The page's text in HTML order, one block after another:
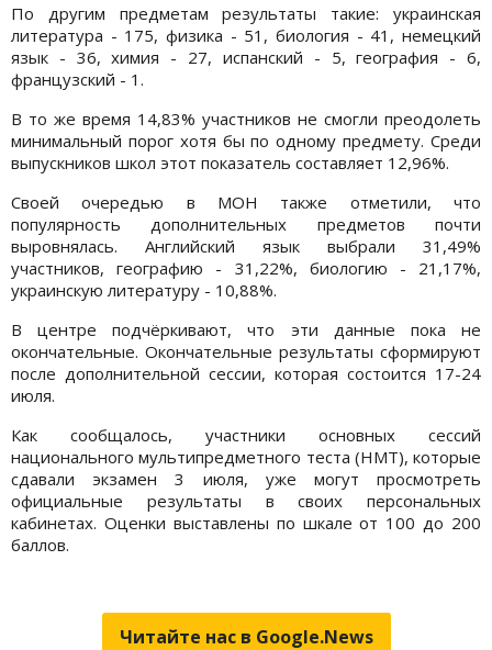
По другим предметам результаты такие: украинская
литература - 175, физика - 51, биология - 41, немецкий
язык - 36, химия - 27, испанский - 5, география - 6,
французский - 1.
В то же время 14,83% участников не смогли преодолеть
минимальный порог хотя бы по одному предмету. Среди
выпускников школ этот показатель составляет 12,96%.
Своей очередью в МОН также отметили, что
популярность дополнительных предметов почти
выровнялась. Английский язык выбрали 31,49%
участников, географию - 31,22%, биологию - 21,17%,
украинскую литературу - 10,88%.
В центре подчёркивают, что эти данные пока не
окончательные. Окончательные результаты сформируют
после дополнительной сессии, которая состоится 17-24
июля.
Как сообщалось, участники основных сессий
национального мультипредметного теста (НМТ), которые
сдавали экзамен 3 июля, уже могут просмотреть
официальные результаты в своих персональных
кабинетах. Оценки выставлены по шкале от 100 до 200
баллов.
Читайте нас в Google.News